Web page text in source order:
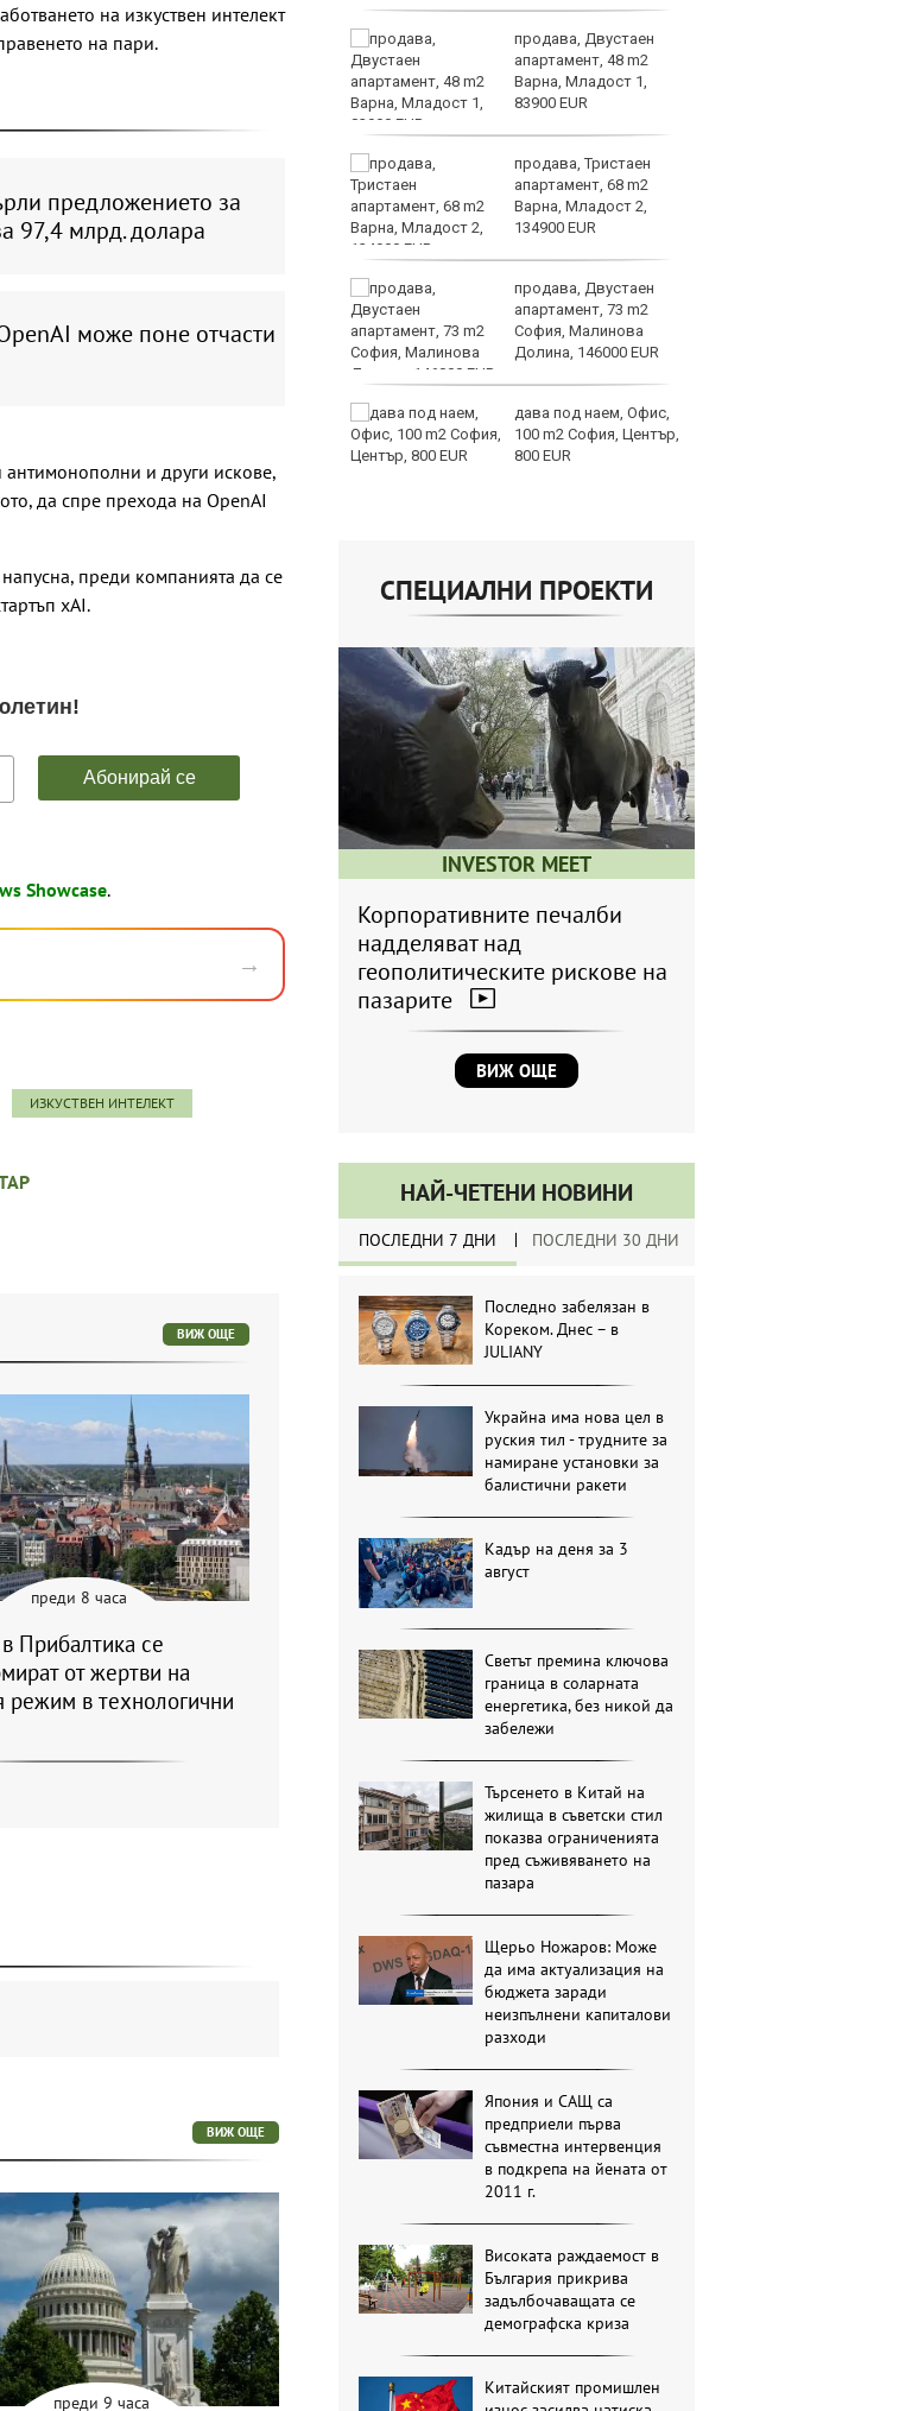
на изкуствен интелект
на пари.
предложението за
97,4 млрд. долара
може поне отчасти
и други искове,
да спре прехода на OpenAI
преди компанията да се
xAI.
Showcase.
→
ИЗКУСТВЕН ИНТЕЛЕКТ
Седмичен хороскоп 10
съвети към
плажуващите
дублиращия си отбор
продава, Двустаен
апартамент, 48 m2
Варна, Младост 1,
83900 EUR
продава, Тристаен
апартамент, 68 m2
Варна, Младост 2,
134900 EUR
продава, Двустаен
апартамент, 73 m2
София, Малинова
Долина, 146000 EUR
дава под наем, Офис,
100 m2 София, Център,
800 EUR
СПЕЦИАЛНИ ПРОЕКТИ
INVESTOR MEET
Корпоративните печалби
надделяват над
геополитическите рискове на
пазарите
ВИЖ ОЩЕ
НАЙ-ЧЕТЕНИ НОВИНИ
ПОСЛЕДНИ 7 ДНИ ПОСЛЕДНИ 30 ДНИ
Последно забелязан в
Кореком. Днес – в
JULIANY
Украйна има нова цел в
руския тил - трудните за
намиране установки за
балистични ракети
Кадър на деня за 3
август
Светът премина ключова
граница в соларната
енергетика, без никой да
забележи
Търсенето в Китай на
жилища в съветски стил
показва ограниченията
пред съживяването на
пазара
Щерьо Ножаров: Може
да има актуализация на
бюджета заради
неизпълнени капиталови
разходи
Япония и САЩ са
предприели първа
съвместна интервенция
в подкрепа на йената от
2011 г.
Високата раждаемост в
България прикрива
задълбочаващата се
демографска криза
Китайският промишлен
ВИЖ ОЩЕ
преди 8 часа
Прибалтика се
от жертви на
режим в технологични
ВИЖ ОЩЕ
преди 9 часа